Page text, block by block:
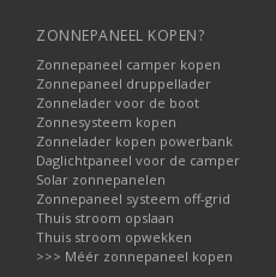
ZONNEPANEEL KOPEN?
Zonnepaneel camper kopen
Zonnepaneel druppellader
Zonnelader voor de boot
Zonnesysteem kopen
Zonnelader kopen powerbank
Daglichtpaneel voor de camper
Solar zonnepanelen
Zonnepaneel systeem off-grid
Thuis stroom opslaan
Thuis stroom opwekken
>>> Méér zonnepaneel kopen